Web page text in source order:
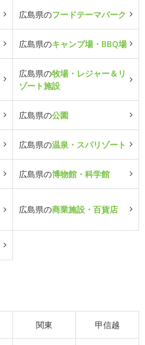
広島県のフードテーマパーク
広島県のキャンプ場・BBQ場
広島県の牧場・レジャー＆リ
ゾート施設
広島県の公園
広島県の温泉・スパリゾート
広島県の博物館・科学館
広島県の商業施設・百貨店
関東 甲信越